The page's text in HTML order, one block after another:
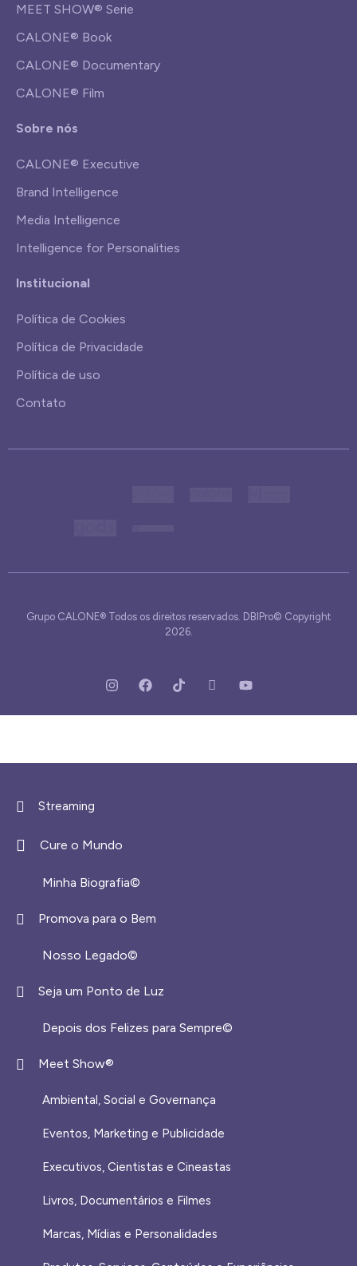
MEET SHOW® Serie
CALONE® Book
CALONE® Documentary
CALONE® Film
Sobre nós
CALONE® Executive
Brand Intelligence
Media Intelligence
Intelligence for Personalities
Institucional
Política de Cookies
Política de Privacidade
Política de uso
Contato
Grupo CALONE® Todos os direitos reservados. DBIPro© Copyright
2026.
Streaming
Cure o Mundo
Minha Biografia©
Promova para o Bem
Nosso Legado©
Seja um Ponto de Luz
Depois dos Felizes para Sempre©️
Meet Show®
Ambiental, Social e Governança
Eventos, Marketing e Publicidade
Executivos, Cientistas e Cineastas
⁠Livros, Documentários e Filmes
Marcas, Mídias e Personalidades